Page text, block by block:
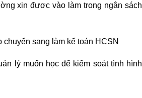
xin đươc vào làm trong ngân sách
chuyển sang làm kế toán HCSN
lý muốn học để kiểm soát tình hình